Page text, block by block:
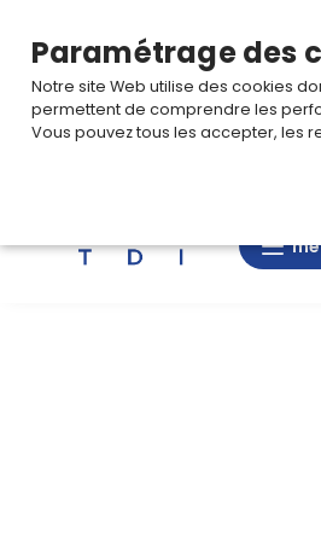
Paramétrage des
Notre site Web utilise des cookies
permettent de comprendre les
Vous pouvez tous les accepter, les